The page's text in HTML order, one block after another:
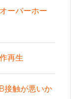
ーバーホー
再生
接触が悪いか